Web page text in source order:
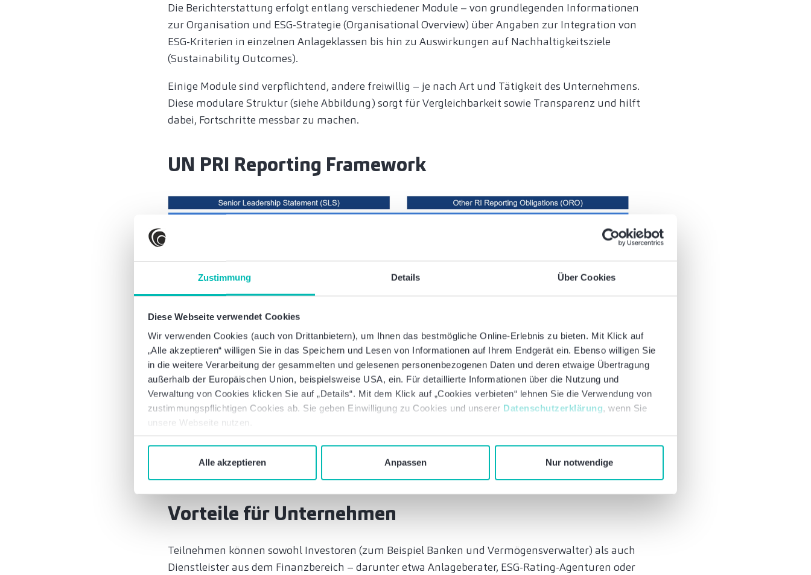
Zustimmung Details Über Cookies
Diese Webseite verwendet Cookies
Wir verwenden Cookies (auch von Drittanbietern), um Ihnen das bestmögliche Online-Erlebnis zu bieten. Mit Klick auf
„Alle akzeptieren“ willigen Sie in das Speichern und Lesen von Informationen auf Ihrem Endgerät ein. Ebenso willigen Sie
in die weitere Verarbeitung der gesammelten und gelesenen personenbezogenen Daten und deren etwaige Übertragung
außerhalb der Europäischen Union, beispielsweise USA, ein. Für detaillierte Informationen über die Nutzung und
Verwaltung von Cookies klicken Sie auf „Details“. Mit dem Klick auf „Cookies verbieten“ lehnen Sie die Verwendung von
zustimmungspflichtigen Cookies ab. Sie geben Einwilligung zu Cookies und unserer Datenschutzerklärung, wenn Sie
unsere Webseite nutzen.
Nur notwendige
Anpassen
Alle akzeptieren
Die Berichterstattung erfolgt entlang verschiedener Module – von grundlegenden Informationen
zur Organisation und ESG-Strategie (Organisational Overview) über Angaben zur Integration von
ESG-Kriterien in einzelnen Anlageklassen bis hin zu Auswirkungen auf Nachhaltigkeitsziele
(Sustainability Outcomes).
Einige Module sind verpflichtend, andere freiwillig – je nach Art und Tätigkeit des Unternehmens.
Diese modulare Struktur (siehe Abbildung) sorgt für Vergleichbarkeit sowie Transparenz und hilft
dabei, Fortschritte messbar zu machen.
UN PRI Reporting Framework
Quelle: UN PRI Reporting Framework, Overview and Structure Guide.
die Rechenschaftspflicht, sondern auch das Vertrauen von Investoren und Stakeholdern.
Vorteile für Unternehmen
Teilnehmen können sowohl Investoren (zum Beispiel Banken und Vermögensverwalter) als auch
Dienstleister aus dem Finanzbereich – darunter etwa Anlageberater, ESG-Rating-Agenturen oder